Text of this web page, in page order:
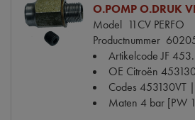
O.POMP O.DRUK
Model 11CV PERFO
Productnummer
Artikelcode JF
OE Citroën
Codes 453130VT
Maten 4 bar [PW